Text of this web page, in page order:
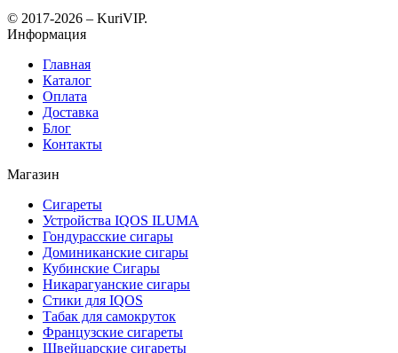
© 2017-2026 – KuriVIP.
Информация
Главная
Каталог
Оплата
Доставка
Блог
Контакты
Магазин
Сигареты
Устройства IQOS ILUMA
Гондурасские сигары
Доминиканские сигары
Кубинские Сигары
Никарагуанские сигары
Стики для IQOS
Табак для самокруток
Французские сигареты
Швейцарские сигареты